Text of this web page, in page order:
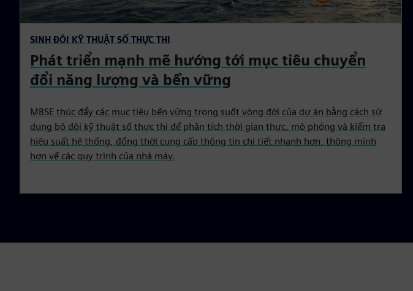
SINH ĐÔI KỸ THUẬT SỐ THỰC THI
Phát triển mạnh mẽ hướng tới mục tiêu chuyển
đổi năng lượng và bền vững
MBSE thúc đẩy các mục tiêu bền vững trong suốt vòng đời của dự án bằng cách sử
dụng bộ đôi kỹ thuật số thực thi để phân tích thời gian thực, mô phỏng và kiểm tra
hiệu suất hệ thống, đồng thời cung cấp thông tin chi tiết nhanh hơn, thông minh
hơn về các quy trình của nhà máy.